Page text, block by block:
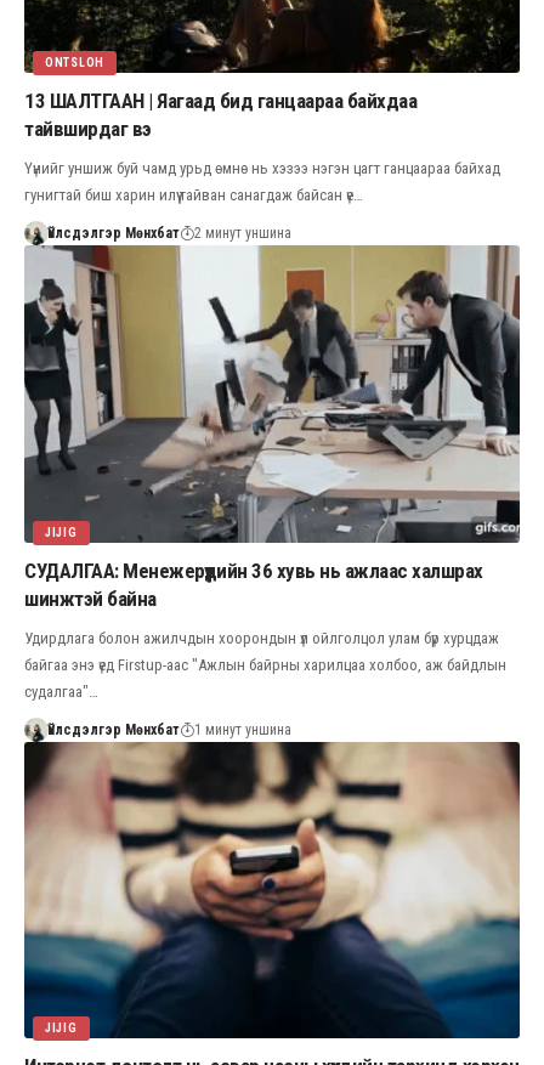
ONTSLOH
13 ШАЛТГААН | Яагаад бид ганцаараа байхдаа
тайвширдаг вэ
Үүнийг уншиж буй чамд урьд өмнө нь хэзээ нэгэн цагт ганцаараа байхад
гунигтай биш харин илүү тайван санагдаж байсан үе…
Үйлсдэлгэр Мөнхбат 2 минут уншина
JIJIG
СУДАЛГАА: Менежерүүдийн 36 хувь нь ажлаас халшрах
шинжтэй байна
Удирдлага болон ажилчдын хоорондын үл ойлголцол улам бүр хурцдаж
байгаа энэ үед Firstup-аас "Ажлын байрны харилцаа холбоо, аж байдлын
судалгаа"…
Үйлсдэлгэр Мөнхбат 1 минут уншина
JIJIG